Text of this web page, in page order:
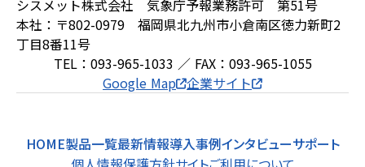
シスメット株式会社 気象庁予報業務許可 第51号
本社：〒802-0979 福岡県北九州市小倉南区徳力新町2
丁目8番11号
TEL：093-965-1033 ／ FAX：093-965-1055
Google Map 企業サイト
HOME製品一覧最新情報導入事例インタビューサポート